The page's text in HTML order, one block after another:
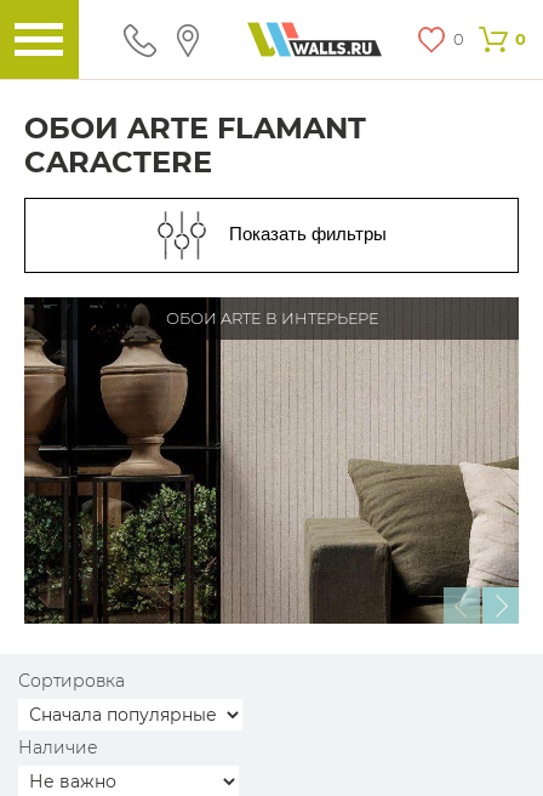
0 0
ОБОИ ARTE FLAMANT
CARACTERE
Показать фильтры
ОБОИ ARTE В ИНТЕРЬЕРЕ
Сортировка
Наличие